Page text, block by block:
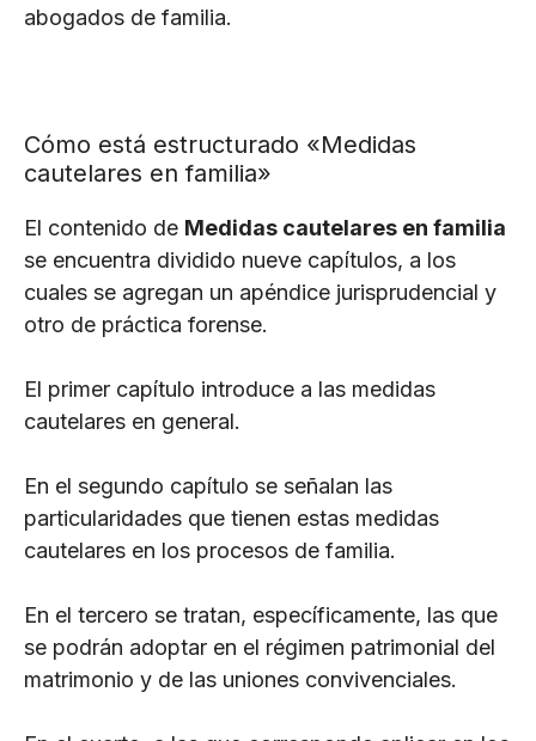
abogados de familia.
Cómo está estructurado «Medidas
cautelares en familia»
El contenido de Medidas cautelares en familia
se encuentra dividido nueve capítulos, a los
cuales se agregan un apéndice jurisprudencial y
otro de práctica forense.
El primer capítulo introduce a las medidas
cautelares en general.
En el segundo capítulo se señalan las
particularidades que tienen estas medidas
cautelares en los procesos de familia.
En el tercero se tratan, específicamente, las que
se podrán adoptar en el régimen patrimonial del
matrimonio y de las uniones convivenciales.